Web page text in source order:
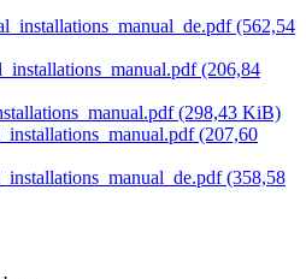
(562,54
(206,84
(298,43 KiB)
(207,60
(358,58